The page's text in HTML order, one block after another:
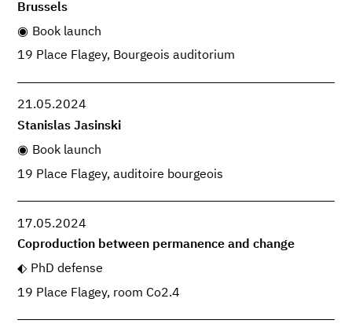
Brussels
Book launch
19 Place Flagey, Bourgeois auditorium
21.05.2024
Stanislas Jasinski
Book launch
19 Place Flagey, auditoire bourgeois
17.05.2024
Coproduction between permanence and change
PhD defense
19 Place Flagey, room Co2.4